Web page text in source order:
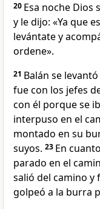
20 Esa noche Dios
y le dijo: «Ya que
levántate y
ordene».
21 Balán se
fue con los jefes
con él porque se
interpuso en el
montado en su
suyos. 23 En
parado en el
salió del camino y
golpeó a la burra